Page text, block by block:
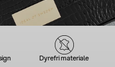
Dyrefri materiale